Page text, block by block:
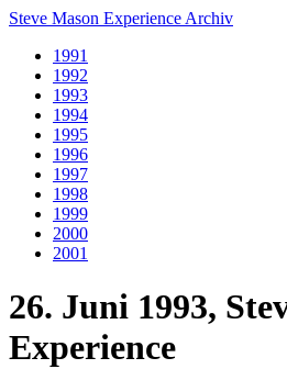
Steve Mason Experience Archiv
1991
1992
1993
1994
1995
1996
1997
1998
1999
2000
2001
26. Juni 1993,
Experience